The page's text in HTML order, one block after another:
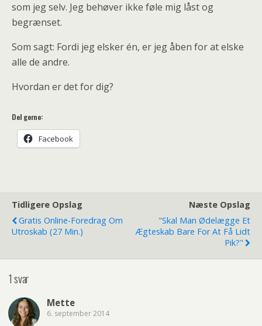
som jeg selv. Jeg behøver ikke føle mig låst og
begrænset.
Som sagt: Fordi jeg elsker én, er jeg åben for at elske
alle de andre.
Hvordan er det for dig?
Del gerne:
Facebook
Tidligere Opslag
Gratis Online-Foredrag Om
Utroskab (27 Min.)
Næste Opslag
"Skal Man Ødelægge Et
Ægteskab Bare For At Få Lidt
Pik?"
1 svar
Mette
6. september 2014